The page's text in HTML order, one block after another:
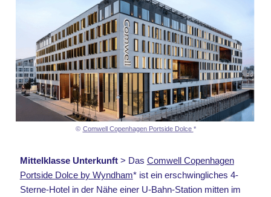
© Comwell Copenhagen Portside Dolce *
Mittelklasse Unterkunft> Das Comwell Copenhagen
Portside Dolce by Wyndham* ist ein erschwingliches 4-
Sterne-Hotel in der Nähe einer U-Bahn-Station mitten im